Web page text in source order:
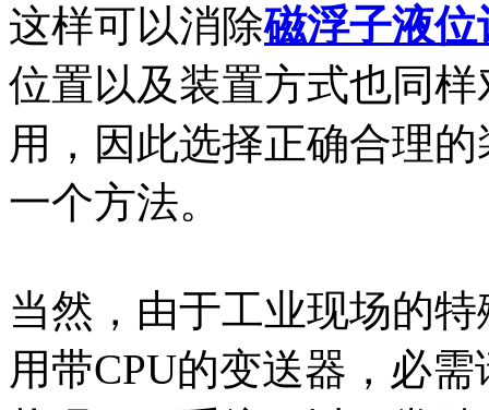
这样可以消除磁浮子液位
位置以及装置方式也同
用，因此选择正确合理
一个方法。
当然，由于工业现场的
用带CPU的变送器，必